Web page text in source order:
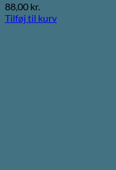
88,00 kr.
Tilføj til kurv